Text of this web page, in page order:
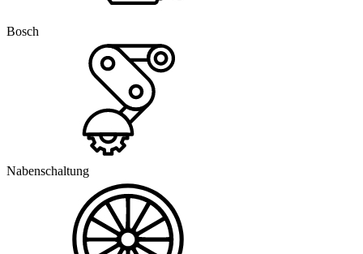
Bosch
Nabenschaltung